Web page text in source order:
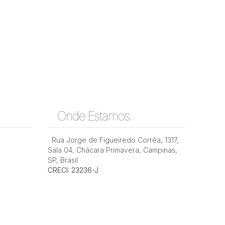
220, Jardim Novo Botafogo, Campinas, São
Onde Estamos
Rua Jorge de Figueiredo Corrêa, 1317,
Sala 04, Chácara Primavera, Campinas,
SP, Brasil
CRECI: 23236-J